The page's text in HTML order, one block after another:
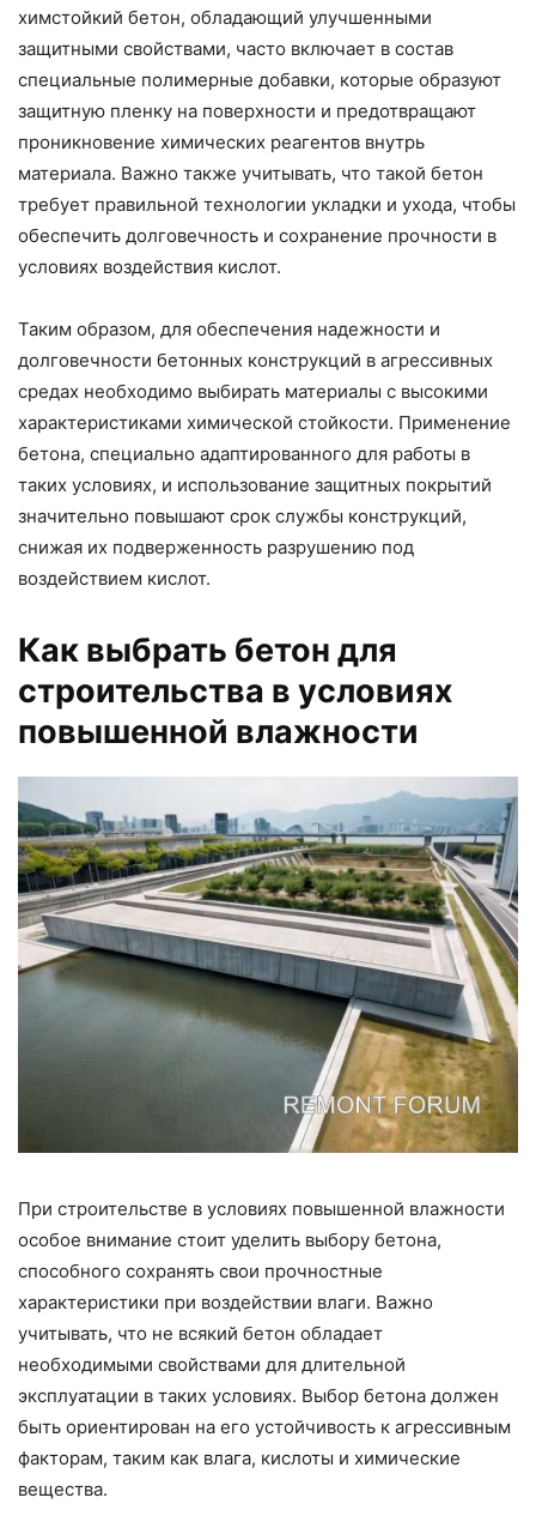
химстойкий бетон, обладающий улучшенными
защитными свойствами, часто включает в состав
специальные полимерные добавки, которые образуют
защитную пленку на поверхности и предотвращают
проникновение химических реагентов внутрь
материала. Важно также учитывать, что такой бетон
требует правильной технологии укладки и ухода, чтобы
обеспечить долговечность и сохранение прочности в
условиях воздействия кислот.
Таким образом, для обеспечения надежности и
долговечности бетонных конструкций в агрессивных
средах необходимо выбирать материалы с высокими
характеристиками химической стойкости. Применение
бетона, специально адаптированного для работы в
таких условиях, и использование защитных покрытий
значительно повышают срок службы конструкций,
снижая их подверженность разрушению под
воздействием кислот.
Как выбрать бетон для
строительства в условиях
повышенной влажности
При строительстве в условиях повышенной влажности
особое внимание стоит уделить выбору бетона,
способного сохранять свои прочностные
характеристики при воздействии влаги. Важно
учитывать, что не всякий бетон обладает
необходимыми свойствами для длительной
эксплуатации в таких условиях. Выбор бетона должен
быть ориентирован на его устойчивость к агрессивным
факторам, таким как влага, кислоты и химические
вещества.